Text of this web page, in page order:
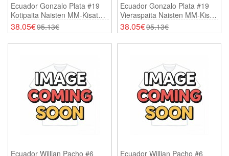
Ecuador Gonzalo Plata #19
Kotipaita Naisten MM-Kisat
2026 Lyhythihainen
38.05€95.13€
Ecuador Gonzalo Plata #19
Vieraspaita Naisten MM-Kisat
2026 Lyhythihainen
38.05€95.13€
Ecuador Willian Pacho #6
Ecuador Willian Pacho #6